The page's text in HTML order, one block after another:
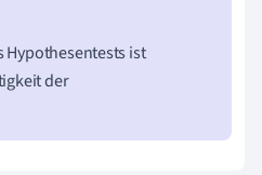
Hypothesentests ist
der